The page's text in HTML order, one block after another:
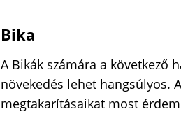
Bika
A Bikák számára a következő
növekedés lehet hangsúlyos.
megtakarításaikat most